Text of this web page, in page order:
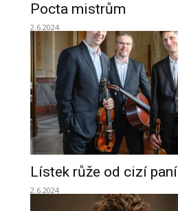
Pocta mistrům
2.6.2024
Lístek růže od cizí paní
2.6.2024